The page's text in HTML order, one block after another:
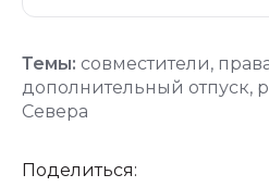
Темы: совместители,
дополнительный отпуск,
Севера
Поделиться: